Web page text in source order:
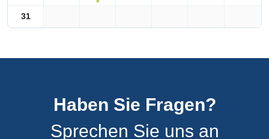
31
Haben Sie Fragen?
Sprechen Sie uns an